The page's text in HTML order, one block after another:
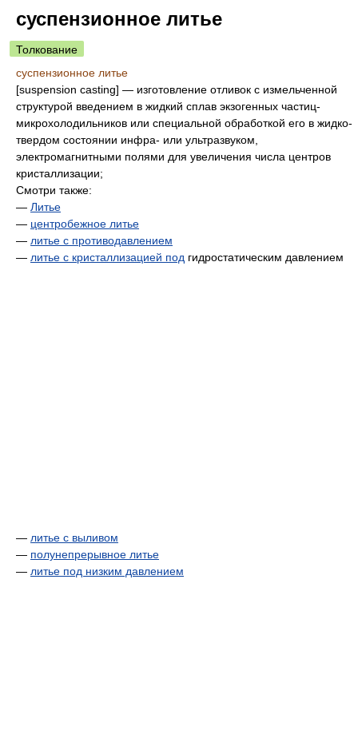
суспензионное литье
Толкование
суспензионное литье
[suspension casting] — изготовление отливок с измельченной
структурой введением в жидкий сплав экзогенных частиц-
микрохолодильников или специальной обработкой его в жидко-
твердом состоянии инфра- или ультразвуком,
электромагнитными полями для увеличения числа центров
кристаллизации;
Смотри также:
— Литье
— центробежное литье
— литье с противодавлением
— литье с кристаллизацией под гидростатическим давлением
— литье с выливом
— полунепрерывное литье
— литье под низким давлением